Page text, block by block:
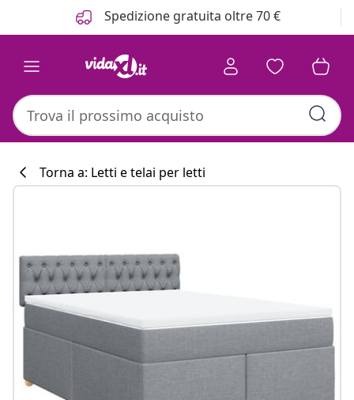
Spedizione gratuita oltre 70 €
Torna a: Letti e telai per letti